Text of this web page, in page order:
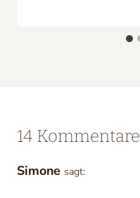
14 Kommentare
Simone sagt: